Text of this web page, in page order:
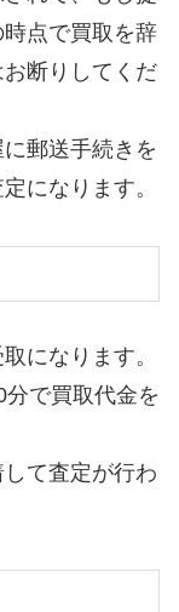
点で買取を辞
断りしてくだ
郵送手続きを
になります。
になります。
で買取代金を
て査定が行わ